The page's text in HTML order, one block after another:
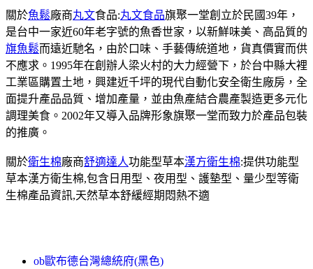
關於魚鬆廠商丸文食品:丸文食品旗聚一堂創立於民國39年，
是台中一家近60年老字號的魚香世家，以新鮮味美、高品質的
旗魚鬆而遠近馳名，由於口味、手藝傳統道地，貨真價實而供
不應求。1995年在創辦人梁火村的大力經營下，於台中縣大裡
工業區購置土地，興建近千坪的現代自動化安全衛生廠房，全
面提升產品品質、增加產量，並由魚產結合農產製造更多元化
調理美食。2002年又導入品牌形象旗聚一堂而致力於產品包裝
的推廣。
關於衛生棉廠商舒適達人功能型草本漢方衛生棉:提供功能型
草本漢方衛生棉,包含日用型、夜用型、護墊型、量少型等衛
生棉產品資訊,天然草本舒緩經期悶熱不適
ob歐布德台灣總統府(黑色)